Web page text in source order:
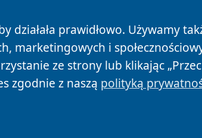
działała prawidłowo. Używamy
marketingowych i
ze strony lub klikając
zgodnie z naszą polityką
Autorzy Polityka Prywatności